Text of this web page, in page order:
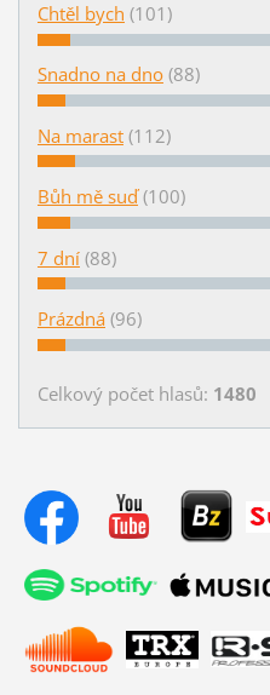
Chtěl bych (101)
Snadno na dno (88)
Na marast (112)
Bůh mě suď (100)
7 dní (88)
Prázdná (96)
Celkový počet hlasů: 1480